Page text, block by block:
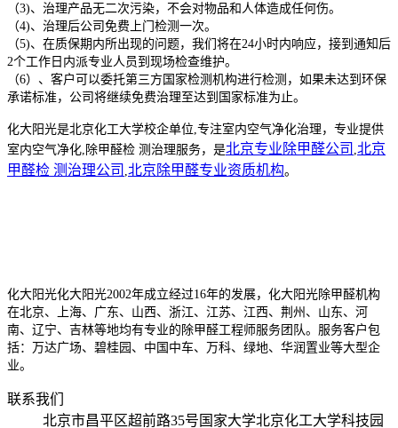
（3)、治理产品无二次污染，不会对物品和人体造成任何伤。
（4)、治理后公司免费上门检测一次。
（5)、在质保期内所出现的问题，我们将在24小时内响应，接到通知后
2个工作日内派专业人员到现场检查维护。
（6）、客户可以委托第三方国家检测机构进行检测，如果未达到环保
承诺标准，公司将继续免费治理至达到国家标准为止。
化大阳光是北京化工大学校企单位, 专注室内空气净化治理， 专业提供
室内空气净化,除甲醛检 测治理服务，是北京专业除甲醛公司 北京
甲醛检 测治理公司 北京除甲醛专业资质机构。
化大阳光化大阳光2002年成立经过16年的发展，化大阳光除甲醛机构
在北京、上海、广东、山西、浙江、江苏、江西、荆州、山东、河
南、辽宁、吉林等地均有专业的除甲醛工程师服务团队。服务客户包
括：万达广场、碧桂园、中国中车、万科、绿地、华润置业等大型企
业。
联系我们
北京市昌平区超前路35号国家大学北京化工大学科技园